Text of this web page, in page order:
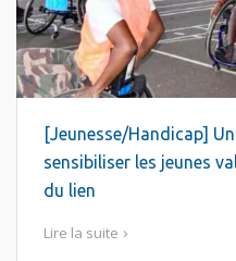
[Jeunesse/Handicap]
sensibiliser les jeunes
du lien
Lire la suite